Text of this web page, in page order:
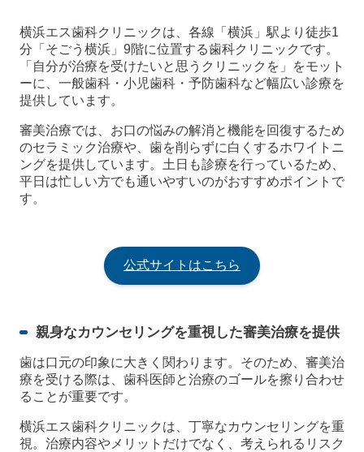
横浜エス歯科クリニックは、各線「横浜」駅より徒歩1
分「そごう横浜」9階に位置する歯科クリニックです。
「自分が治療を受けたいと思うクリニックを」をモット
ーに、一般歯科・小児歯科・予防歯科など幅広い診療を
提供しています。
審美治療では、お口の悩みの解消と機能を回復するため
のセラミック治療や、歯を削らずに白くするホワイトニ
ングを提供しています。土日も診療を行っているため、
平日は忙しい方でも通いやすいのがおすすめポイントで
す。
公式サイトはこちら
親身なカウンセリングを重視した審美治療を提供
歯は口元の印象に大きく関わります。そのため、審美治
療を受ける際は、歯科医師と治療のゴールを擦り合わせ
ることが重要です。
横浜エス歯科クリニックは、丁寧なカウンセリングを重
視。治療内容やメリットだけでなく、考えられるリスク